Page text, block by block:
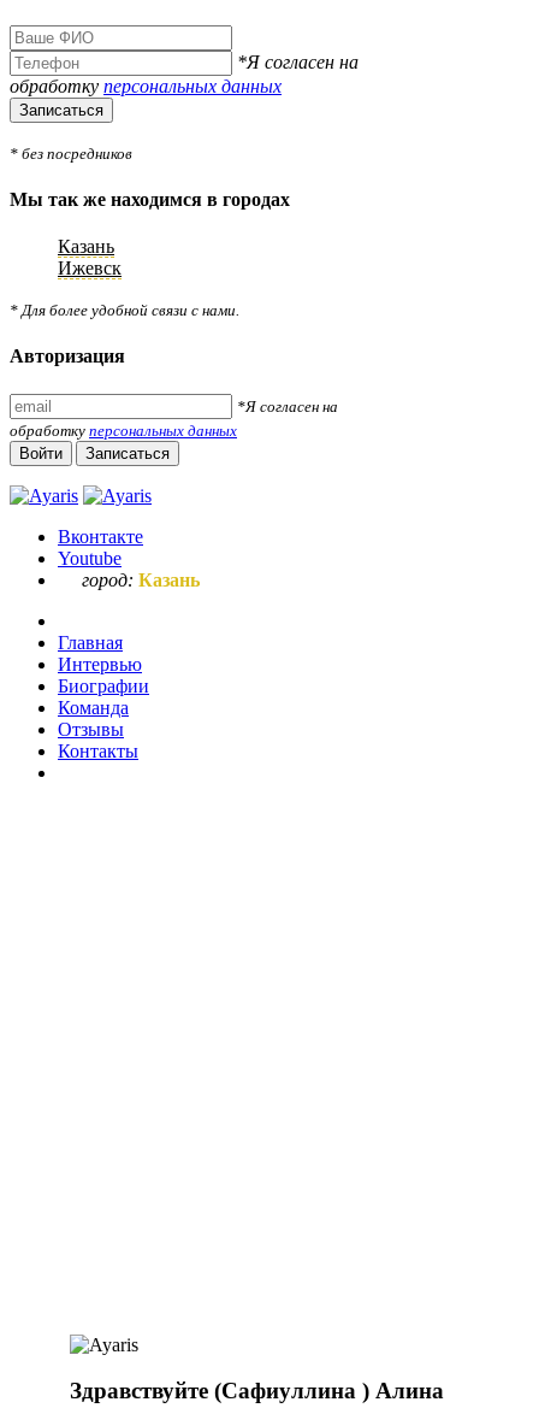
*Я согласен на
обработку персональных данных
Записаться
* без посредников
Мы так же находимся в городах
Казань
Ижевск
* Для более удобной связи с нами.
Авторизация
*Я согласен на
обработку персональных данных
Войти
Записаться
Вконтакте
Youtube
город: Казань
Главная
Интервью
Биографии
Команда
Отзывы
Контакты
Здравствуйте (Сафиуллина ) Алина